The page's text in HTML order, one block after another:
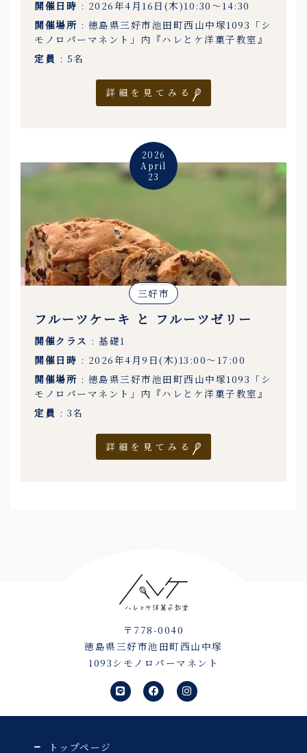
開催日時 : 2026年4月16日(木)10:30〜14:30
開催場所 : 徳島県三好市池田町西山中塚1093「シ
モノロパーマネント」内『ハレとケ洋菓子教室』
定員 : 5名
詳細を見てみる
2026
April
23
三好市
フルーツケーキ と フルーツゼリー
開催クラス : 基礎1
開催日時 : 2026年4月9日(木)13:00〜17:00
開催場所 : 徳島県三好市池田町西山中塚1093「シ
モノロパーマネント」内『ハレとケ洋菓子教室』
定員 : 3名
詳細を見てみる
〒778-0040
徳島県三好市池田町西山中塚
1093シモノロパーマネント
L
i
n
e
F
a
c
e
I
n
s
t
トップページ